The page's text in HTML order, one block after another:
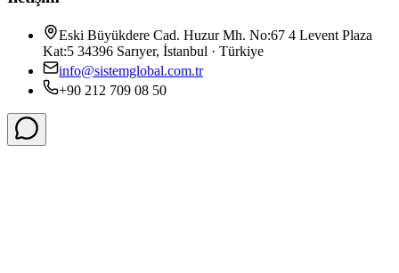
Eski Büyükdere Cad. Huzur Mh. No:67 4 Levent Plaza
Kat:5 34396 Sarıyer, İstanbul · Türkiye
info@sistemglobal.com.tr
+90 212 709 08 50